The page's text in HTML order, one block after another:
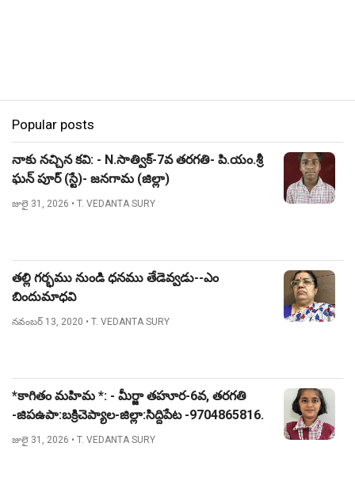
Popular posts
నాకు నచ్చిన కవి: - N.సాత్విక్-7వ తరగతి- పి.యం.శ్రీ
ఘన్ పూర్ (స్టే)- జనగామ (జిల్లా)
జులై 31, 2026 • T. VEDANTA SURY
తల్లి గర్భము నుండి ధనము తేడెవ్వడు--ఎం
బిందుమాధవి
నవంబర్ 13, 2020 • T. VEDANTA SURY
*కాగితం మహిమ *: - మీర్జా తహూర-6వ, తరగతి
-జిపఉపా:బక్రిచెప్యాల-జిల్లా:సిద్దిపేట -9704865816.
జులై 31, 2026 • T. VEDANTA SURY